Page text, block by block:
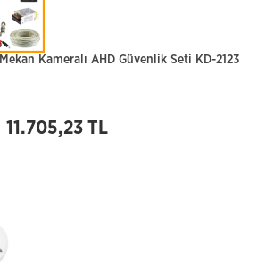
Kameralı AHD Güvenlik Seti KD-2123
11.705,23 TL